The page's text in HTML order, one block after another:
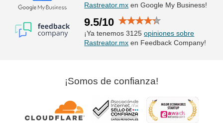
Rastreator.mx en Google My Business!
9.5/10
¡Ya tenemos 3125opiniones sobre
Rastreator.mx en Feedback Company!
¡Somos de confianza!